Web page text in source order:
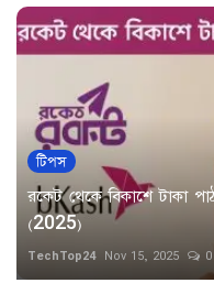
টিপস
রকেট থেকে বিকাশে টাকা
(2025)
TechTop24 Nov 15, 2025 0